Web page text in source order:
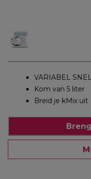
VARIABEL
Kom van 5 liter
Breid je kMix uit